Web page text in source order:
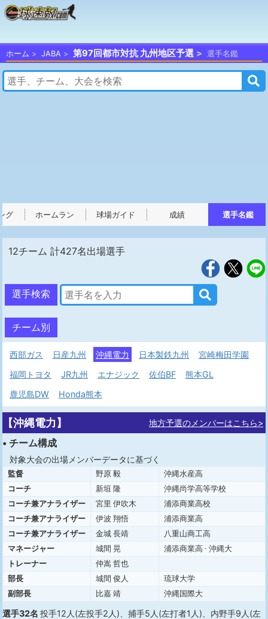
ホーム JABA 第97回都市対抗 九州地区予選 選手名鑑
グ ホームラン 球場ガイド 成績 選手名鑑
12チーム 計427名出場選手
選手検索
チーム別
西部ガス 日産九州 沖縄電力 日本製鉄九州
宮崎梅田学園
福岡トヨタ
JR九州 エナジック 佐伯BF
熊本GL
鹿児島DW
Honda熊本
【沖縄電力】 地方予選のメンバーはこちら>
• チーム構成
対象大会の出場メンバーデータに基づく
監督
野原 毅
沖縄水産高
コーチ
新垣 隆
沖縄尚学高等学校
コーチ兼アナライザー
宮里 伊吹木
浦添商業高校
コーチ兼アナライザー
伊波 翔悟
浦添商業高
コーチ兼アナライザー
金城 長靖
八重山商工高
マネージャー
城間 晃
浦添商業高 - 沖縄大
トレーナー
仲嵩 哲也
部長
城間 俊人
琉球大学
副部長
比嘉 靖
沖縄国際大
選手32名 投手12人(左投手2人)、捕手5人(左打者1人)、内野手9人(左